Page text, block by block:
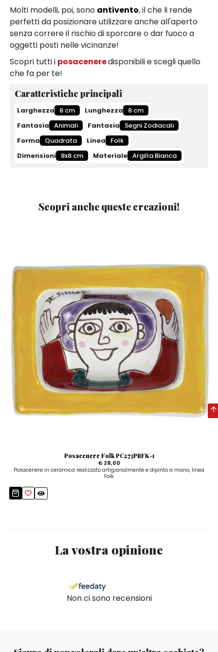
Molti modelli, poi, sono antivento, il che li rende
perfetti da posizionare utilizzare anche all'aperto
senza correre il rischio di sporcare o dar fuoco a
oggetti posti nelle vicinanze!
Scopri tutti i posaceneredisponibili e scegli quello
che fa per te!
Caratteristiche principali
Larghezza 8 cm Lunghezza
8 cm
Fantasia Animali Fantasia
Segni Zodiacali
Forma
Quadrata Linea
Folk
Dimensioni 8x8 cm Materiale Argilla Bianca
Scopri anche queste creazioni!
Posacenere Folk PC273PRFK-1
€ 28,00
Posacenere in ceramica realizzato artigianalmente e dipinto a mano, linea
Folk.
La vostra opinione
Non ci sono recensioni